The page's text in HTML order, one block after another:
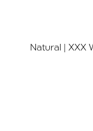
Natural
XXX